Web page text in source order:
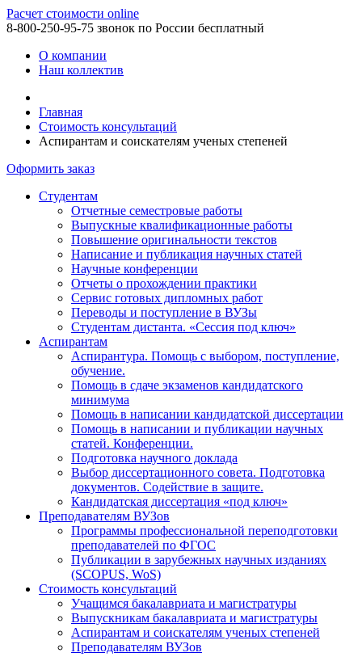
Расчет стоимости online
8-800-250-95-75 звонок по России бесплатный
О компании
Наш коллектив
Главная
Стоимость консультаций
Аспирантам и соискателям ученых степеней
Оформить заказ
Студентам
Отчетные семестровые работы
Выпускные квалификационные работы
Повышение оригинальности текстов
Написание и публикация научных статей
Научные конференции
Отчеты о прохождении практики
Сервис готовых дипломных работ
Переводы и поступление в ВУЗы
Студентам дистанта. «Сессия под ключ»
Аспирантам
Аспирантура. Помощь с выбором, поступление,
обучение.
Помощь в сдаче экзаменов кандидатского
минимума
Помощь в написании кандидатской диссертации
Помощь в написании и публикации научных
статей. Конференции.
Подготовка научного доклада
Выбор диссертационного совета. Подготовка
документов. Содействие в защите.
Кандидатская диссертация «под ключ»
Преподавателям ВУЗов
Программы профессиональной переподготовки
преподавателей по ФГОС
Публикации в зарубежных научных изданиях
(SCOPUS, WoS)
Стоимость консультаций
Учащимся бакалавриата и магистратуры
Выпускникам бакалавриата и магистратуры
Аспирантам и соискателям ученых степеней
Преподавателям ВУЗов